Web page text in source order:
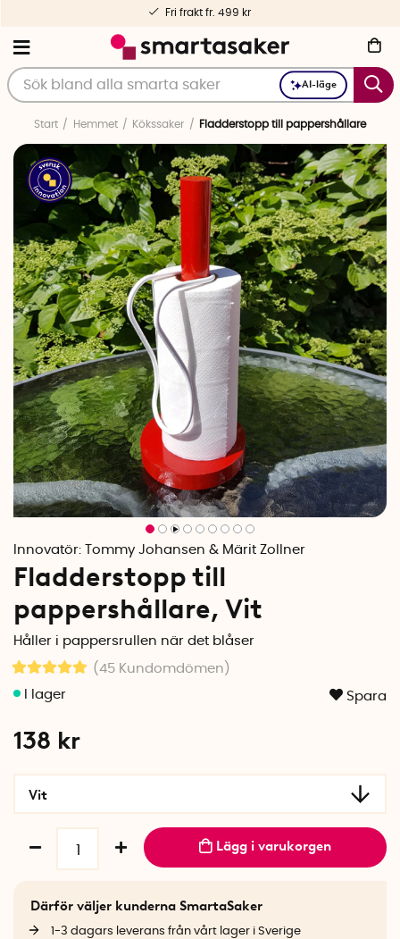
AI-läge
Fri frakt fr. 499 kr
Start Hemmet Kökssaker Fladderstopp till pappershållare
Innovatör: Tommy Johansen & Märit Zollner
Fladderstopp till
pappershållare, Vit
Håller i pappersrullen när det blåser
(45 Kundomdömen )
Spara
138 kr
Vit
Lägg i varukorgen
Därför väljer kunderna SmartaSaker
1-3 dagars leverans från vårt lager i Sverige